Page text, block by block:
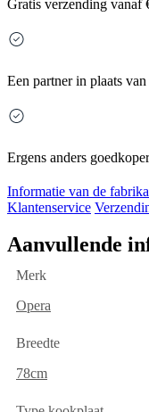
Gratis verzending vanaf
Een partner in plaats
Ergens anders
Informatie van de
Klantenservice
Aanvullende
Merk
Opera
Breedte
78cm